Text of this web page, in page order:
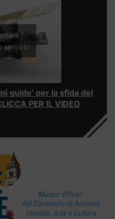
i
servizio
guide’ per la sfida del
PER IL VIDEO